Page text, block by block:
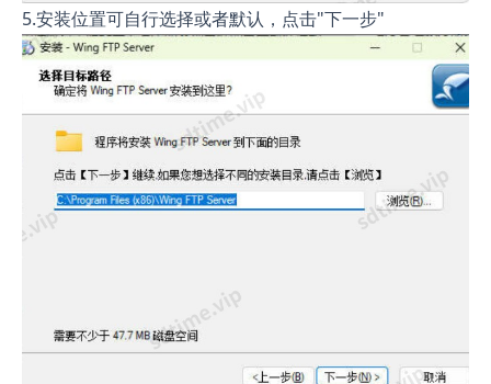
5.安装位置可自行选择或者默认，点击"下一步"